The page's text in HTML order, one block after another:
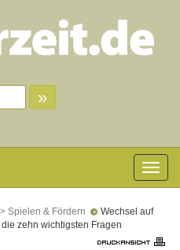
»
Toggle
> Spielen & Fördern
Wechsel auf
zehn wichtigsten Fragen